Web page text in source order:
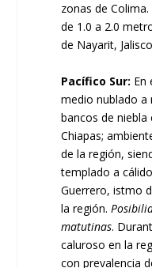
zonas de
de 1.0 a 2.0
de Nayarit,
Pacífico Sur: En
medio nublado a
bancos de niebla
Chiapas;
de la región,
templado a
Guerrero, istmo
la región.
matutinas.
caluroso en la
con prevalencia